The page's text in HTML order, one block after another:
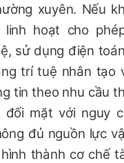
xuyên. Nếu
linh hoạt cho
sử dụng điện
trí tuệ nhân tạo
tin theo nhu cầu
đối mặt với nguy
đủ nguồn lực
thành cơ chế